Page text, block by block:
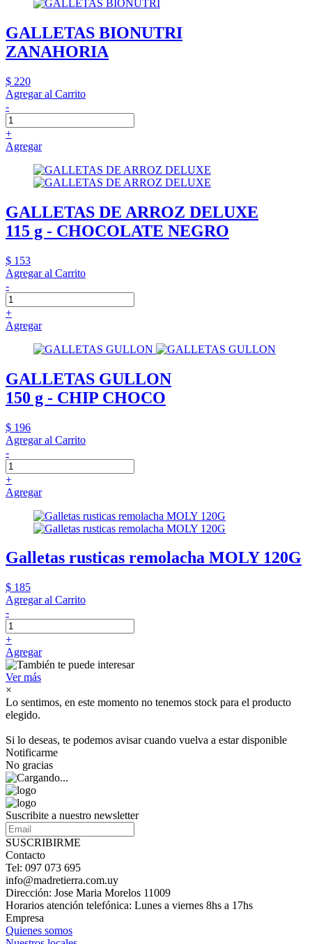
GALLETAS BIONUTRI
ZANAHORIA
$ 220
Agregar al Carrito
-
+
Agregar
GALLETAS DE ARROZ DELUXE
115 g - CHOCOLATE NEGRO
$ 153
Agregar al Carrito
-
+
Agregar
GALLETAS GULLON
150 g - CHIP CHOCO
$ 196
Agregar al Carrito
-
+
Agregar
Galletas rusticas remolacha MOLY 120G
$ 185
Agregar al Carrito
-
+
Agregar
Ver más
×
Lo sentimos, en este momento no tenemos stock para el producto
elegido.
Si lo deseas, te podemos avisar cuando vuelva a estar disponible
Notificarme
No gracias
Suscribite a nuestro newsletter
SUSCRIBIRME
Contacto
Tel: 097 073 695
info@madretierra.com.uy
Dirección: Jose Maria Morelos 11009
Horarios atención telefónica: Lunes a viernes 8hs a 17hs
Empresa
Quienes somos